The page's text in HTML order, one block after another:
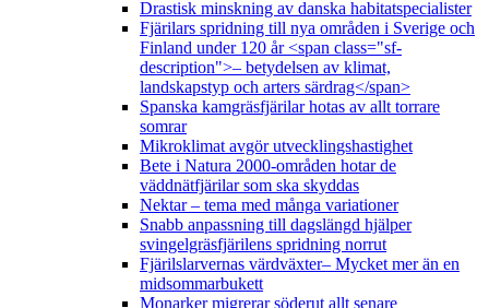
Drastisk minskning av danska habitatspecialister
Fjärilars spridning till nya områden i Sverige och
Finland under 120 år <span class="sf-
description">– betydelsen av klimat,
landskapstyp och arters särdrag</span>
Spanska kamgräsfjärilar hotas av allt torrare
somrar
Mikroklimat avgör utvecklingshastighet
Bete i Natura 2000-områden hotar de
väddnätfjärilar som ska skyddas
Nektar – tema med många variationer
Snabb anpassning till dagslängd hjälper
svingelgräsfjärilens spridning norrut
Fjärilslarvernas värdväxter– Mycket mer än en
midsommarbukett
Monarker migrerar söderut allt senare